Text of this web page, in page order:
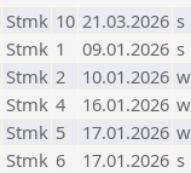
Stmk 10 21.03.2026 s
Stmk 1 09.01.2026 s
Stmk 2 10.01.2026 w
Stmk 4 16.01.2026 w
Stmk 5 17.01.2026 w
Stmk 6 17.01.2026 s